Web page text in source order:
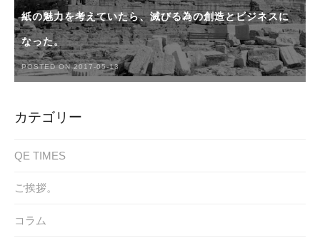
紙の魅力を考えていたら、滅びる為の創造とビジネスに
なった。
POSTED ON 2017-05-13
カテゴリー
QE TIMES
ご挨拶。
コラム